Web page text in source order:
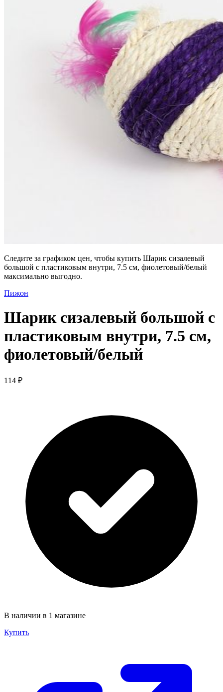
Следите за графиком цен, чтобы купить Шарик сизалевый
большой с пластиковым внутри, 7.5 см, фиолетовый/белый
максимально выгодно.
Пижон
Шарик сизалевый большой с
пластиковым внутри, 7.5 см,
фиолетовый/белый
114 ₽
В наличии в 1 магазине
Купить